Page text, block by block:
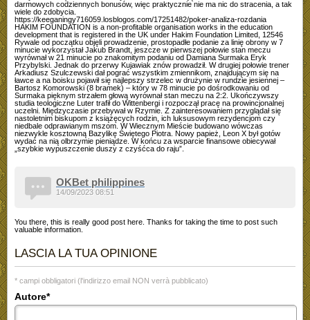
darmowych codziennych bonusów, więc praktycznie nie ma nic do stracenia, a tak
wiele do zdobycia.
https://keeganingy716059.losblogos.com/17251482/poker-analiza-rozdania
HAKIM FOUNDATION is a non-profitable organisation works in the education
development that is registered in the UK under Hakim Foundation Limited, 12546
Rywale od początku objęli prowadzenie, prostopadłe podanie za linię obrony w 7
minucie wykorzystał Jakub Brandt, jeszcze w pierwszej połowie stan meczu
wyrównał w 21 minucie po znakomitym podaniu od Damiana Surmaka Eryk
Przybylski. Jednak do przerwy Kujawiak znów prowadził. W drugiej połowie trener
Arkadiusz Szulczewski dał pograć wszystkim zmiennikom, znajdującym się na
ławce a na boisku pojawił się najlepszy strzelec w drużynie w rundzie jesiennej –
Bartosz Komorowski (8 bramek) – który w 78 minucie po dośrodkowaniu od
Surmaka pięknym strzałem głową wyrównał stan meczu na 2:2. Ukończywszy
studia teologiczne Luter trafił do Wittenbergi i rozpoczął pracę na prowincjonalnej
uczelni. Międzyczasie przebywał w Rzymie. Z zainteresowaniem przyglądał się
nastoletnim biskupom z książęcych rodzin, ich luksusowym rezydencjom czy
niedbale odprawianym mszom. W Wiecznym Mieście budowano wówczas
niezwykle kosztowną Bazylikę Świętego Piotra. Nowy papież, Leon X był gotów
wydać na nią olbrzymie pieniądze. W końcu za wsparcie finansowe obiecywał
„szybkie wypuszczenie duszy z czyśćca do raju”.
OKBet philippines
You there, this is really good post here. Thanks for taking the time to post such
valuable information.
14/09/2023 08:51
LASCIA LA TUA OPINIONE
* campi obbligatori (l'indirizzo email NON verrà pubblicato)
Autore*